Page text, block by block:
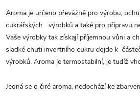
Aroma je určeno převážně pro výrobu,
cukrářských výrobků a také pro přípravu
Vaše výrobky tak získají příjemnou vůni a
sladké chuti invertního cukru dojde k
výrobků. Aroma je termostabilní, je tudíž
Jedná se o čiré aroma, nedochází ke